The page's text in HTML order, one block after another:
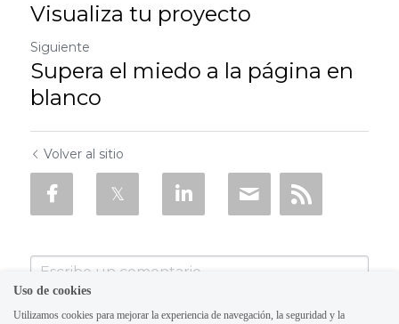
Visualiza tu proyecto
Siguiente
Supera el miedo a la página en
blanco
Volver al sitio
Uso de cookies
Utilizamos cookies para mejorar la experiencia de navegación, la seguridad y la